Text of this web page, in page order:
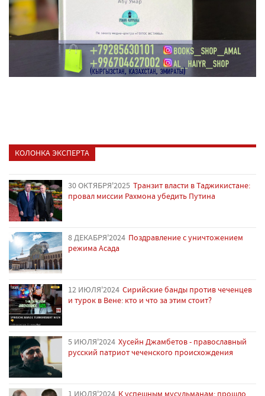
КОЛОНКА ЭКСПЕРТА
30 ОКТЯБРЯ'2025 Транзит власти в Таджикистане:
провал миссии Рахмона убедить Путина
8 ДЕКАБРЯ'2024 Поздравление с уничтожением
режима Асада
12 ИЮЛЯ'2024 Сирийские банды против чеченцев
и турок в Вене: кто и что за этим стоит?
5 ИЮЛЯ'2024 Хусейн Джамбетов - православный
русский патриот чеченского происхождения
1 ИЮЛЯ'2024 К успешным мусульманам: прошло